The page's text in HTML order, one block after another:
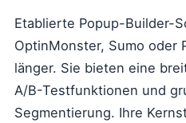
Etablierte Popup-Builder-
OptinMonster, Sumo oder
länger. Sie bieten eine
A/B-Testfunktionen und
Segmentierung. Ihre